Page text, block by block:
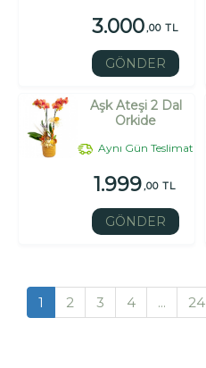
3.000,00 TL
GÖNDER
Aşk Ateşi 2 Dal
Orkide
Aynı Gün Teslimat
1.999,00 TL
GÖNDER
1 2 3 4 ... 24